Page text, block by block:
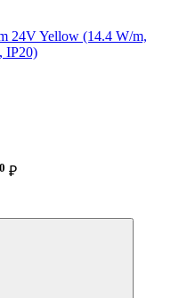
24V Yellow (14.4 W/m,
IP20)
₽